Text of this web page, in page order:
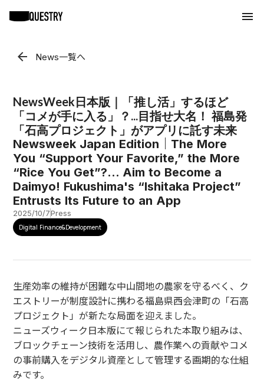
arrow_back News一覧へ
2025/10/7Press
Digital Finance&Development
Newsweek Japan Edition｜The More
You “Support Your Favorite,” the More
“Rice You Get”?... Aim to Become a
Daimyo! Fukushima's “Ishitaka Project”
Entrusts Its Future to an App
NewsWeek日本版｜「推し活」するほど
「コメが手に入る」？...目指せ大名！ 福島発
「石高プロジェクト」がアプリに託す未来
生産効率の維持が困難な中山間地の農家を守るべく、ク
エストリーが制度設計に携わる福島県西会津町の「石高
プロジェクト」が新たな局面を迎えました。
ニューズウィーク日本版にて報じられた本取り組みは、
ブロックチェーン技術を活用し、農作業への貢献やコメ
の事前購入をデジタル資産として管理する画期的な仕組
みです。